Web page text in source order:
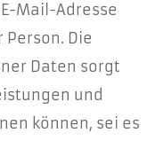
E-Mail-Adresse
Die
Daten sorgt
und
können, sei es